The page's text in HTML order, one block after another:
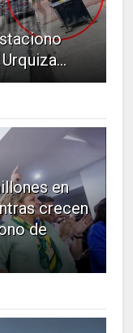
en
crecen
de